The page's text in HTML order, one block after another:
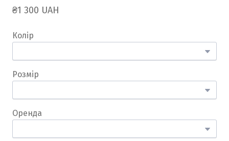
₴1 300 UAH
Колір
Розмір
Оренда